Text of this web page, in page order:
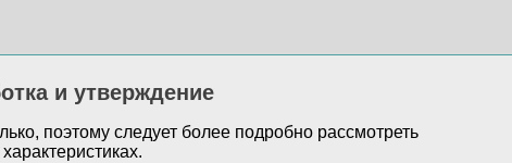
и утверждение
поэтому следует более подробно рассмотреть